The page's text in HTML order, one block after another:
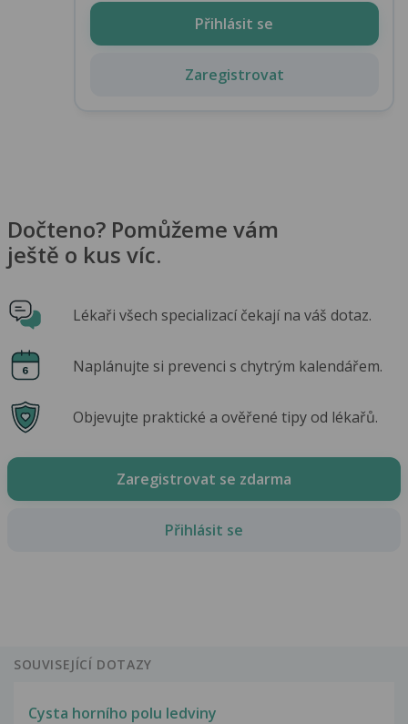
Přihlásit se
Zaregistrovat
Dočteno? Pomůžeme vám
ještě o kus víc.
Lékaři všech specializací čekají na váš dotaz.
Naplánujte si prevenci s chytrým kalendářem.
Objevujte praktické a ověřené tipy od lékařů.
Zaregistrovat se zdarma
Přihlásit se
SOUVISEJÍCÍ DOTAZY
Cysta horního polu ledviny